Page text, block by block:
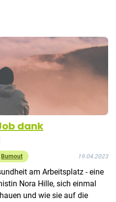
dank
Burnout 19.04.2023
am Arbeitsplatz - eine
Nora Hille, sich einmal
und wie sie auf die